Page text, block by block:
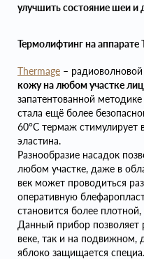
улучшить состояние шеи и
Термолифтинг на аппарате
Thermage –
кожу на любом участке
запатентованной
стала ещё более
60°С термаж стимулирует
эластина.
Разнообразие насадок
любом участке, даже в
век может проводиться
оперативную
становится более
Данный прибор позволяет
веке, так и на подвижном,
яблоко защищается